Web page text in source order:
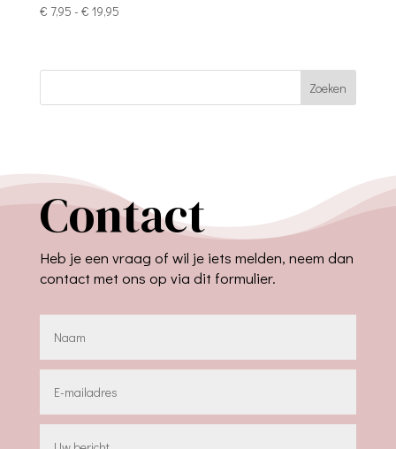
€ 7,95 - € 19,95Prijsklasse:
€ 19,95
Zoeken
Contact
Heb je een vraag of wil je iets melden, neem dan
contact met ons op via dit formulier.